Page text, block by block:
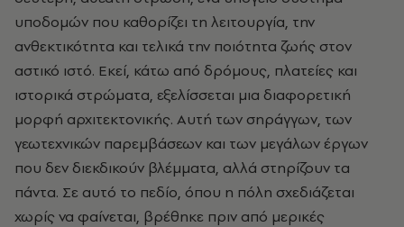
υποδομών που καθορίζει τη λειτουργία, την
ανθεκτικότητα και τελικά την ποιότητα ζωής στον
αστικό ιστό. Εκεί, κάτω από δρόμους, πλατείες και
ιστορικά στρώματα, εξελίσσεται μια διαφορετική
μορφή αρχιτεκτονικής. Αυτή των σηράγγων, των
γεωτεχνικών παρεμβάσεων και των μεγάλων έργων
που δεν διεκδικούν βλέμματα, αλλά στηρίζουν τα
πάντα. Σε αυτό το πεδίο, όπου η πόλη σχεδιάζεται
χωρίς να φαίνεται, βρέθηκε πριν από μερικές